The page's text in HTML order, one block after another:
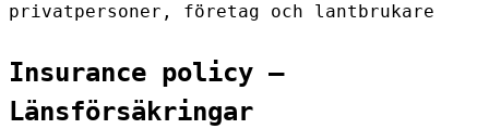
privatpersoner, företag och lantbrukare
Insurance policy –
Länsförsäkringar